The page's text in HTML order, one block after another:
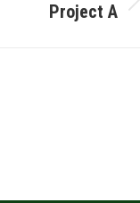
Project A